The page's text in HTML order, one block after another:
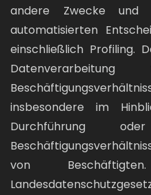
andere Zwecke und
automatisierten
einschließlich Profiling.
insbesondere im
Durchführung
von